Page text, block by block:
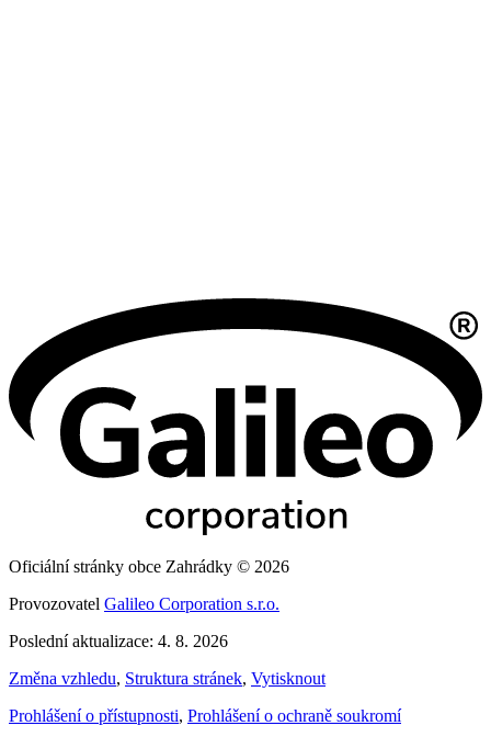
Oficiální stránky obce Zahrádky © 2026
Provozovatel Galileo Corporation s.r.o.
Poslední aktualizace: 4. 8. 2026
Změna vzhledu, Struktura stránek, Vytisknout
Prohlášení o přístupnosti, Prohlášení o ochraně soukromí